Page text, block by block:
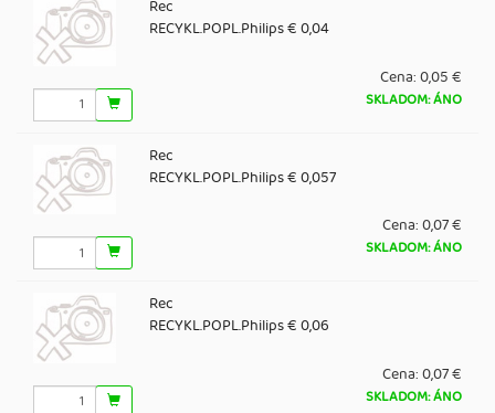
Rec
RECYKL.POPL.Philips € 0,04
Cena:0,05 €
SKLADOM: ÁNO
Rec
RECYKL.POPL.Philips € 0,057
Cena:0,07 €
SKLADOM: ÁNO
Rec
RECYKL.POPL.Philips € 0,06
Cena:0,07 €
SKLADOM: ÁNO